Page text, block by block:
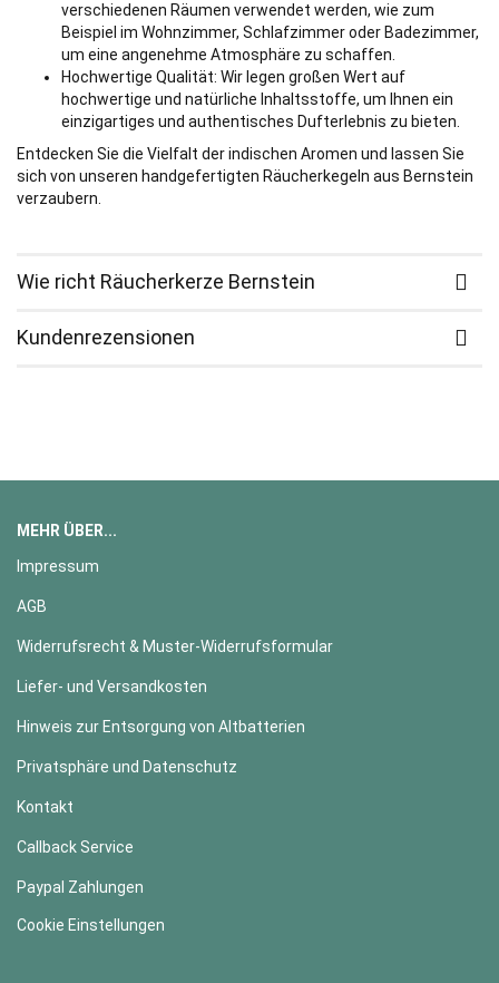
verschiedenen Räumen verwendet werden, wie zum
Beispiel im Wohnzimmer, Schlafzimmer oder Badezimmer,
um eine angenehme Atmosphäre zu schaffen.
Hochwertige Qualität: Wir legen großen Wert auf
hochwertige und natürliche Inhaltsstoffe, um Ihnen ein
einzigartiges und authentisches Dufterlebnis zu bieten.
Entdecken Sie die Vielfalt der indischen Aromen und lassen Sie
sich von unseren handgefertigten Räucherkegeln aus Bernstein
verzaubern.
Wie richt Räucherkerze Bernstein
Kundenrezensionen
MEHR ÜBER...
Impressum
AGB
Widerrufsrecht & Muster-Widerrufsformular
Liefer- und Versandkosten
Hinweis zur Entsorgung von Altbatterien
Privatsphäre und Datenschutz
Kontakt
Callback Service
Paypal Zahlungen
Cookie Einstellungen